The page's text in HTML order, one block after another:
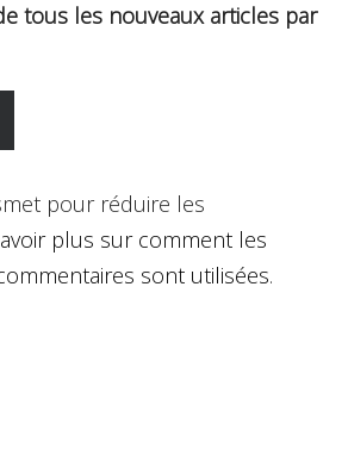
tous les nouveaux articles par
pour réduire les
plus sur comment les
sont utilisées.